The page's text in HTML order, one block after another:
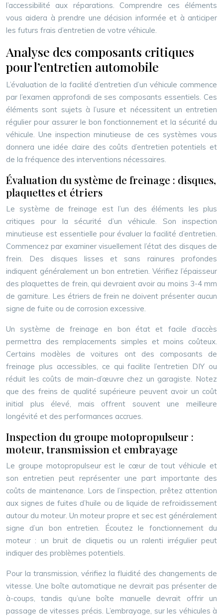
l’accessibilité aux réparations. Comprendre ces éléments
vous aidera à prendre une décision informée et à anticiper
les futurs frais d’entretien de votre véhicule.
Analyse des composants critiques
pour l’entretien automobile
L’évaluation de la facilité d’entretien d’un véhicule commence
par l’examen approfondi de ses composants essentiels. Ces
éléments sont sujets à l’usure et nécessitent un entretien
régulier pour assurer le bon fonctionnement et la sécurité du
véhicule. Une inspection minutieuse de ces systèmes vous
donnera une idée claire des coûts d’entretien potentiels et
de la fréquence des interventions nécessaires.
Évaluation du système de freinage : disques,
plaquettes et étriers
Le système de freinage est l’un des éléments les plus
critiques pour la sécurité d’un véhicule. Son inspection
minutieuse est essentielle pour évaluer la facilité d’entretien.
Commencez par examiner visuellement l’état des disques de
frein. Des disques lisses et sans rainures profondes
indiquent généralement un bon entretien. Vérifiez l’épaisseur
des plaquettes de frein, qui devraient avoir au moins 3-4 mm
de garniture. Les étriers de frein ne doivent présenter aucun
signe de fuite ou de corrosion excessive.
Un système de freinage en bon état et facile d’accès
permettra des remplacements simples et moins coûteux.
Certains modèles de voitures ont des composants de
freinage plus accessibles, ce qui facilite l’entretien DIY ou
réduit les coûts de main-d’œuvre chez un garagiste. Notez
que des freins de qualité supérieure peuvent avoir un coût
initial plus élevé, mais offrent souvent une meilleure
longévité et des performances accrues.
Inspection du groupe motopropulseur :
moteur, transmission et embrayage
Le groupe motopropulseur est le cœur de tout véhicule et
son entretien peut représenter une part importante des
coûts de maintenance. Lors de l’inspection, prêtez attention
aux signes de fuites d’huile ou de liquide de refroidissement
autour du moteur. Un moteur propre et sec est généralement
signe d’un bon entretien. Écoutez le fonctionnement du
moteur : un bruit de cliquetis ou un ralenti irrégulier peut
indiquer des problèmes potentiels.
Pour la transmission, vérifiez la fluidité des changements de
vitesse. Une boîte automatique ne devrait pas présenter de
à-coups, tandis qu’une boîte manuelle devrait offrir un
passage de vitesses précis. L’embrayage, sur les véhicules à